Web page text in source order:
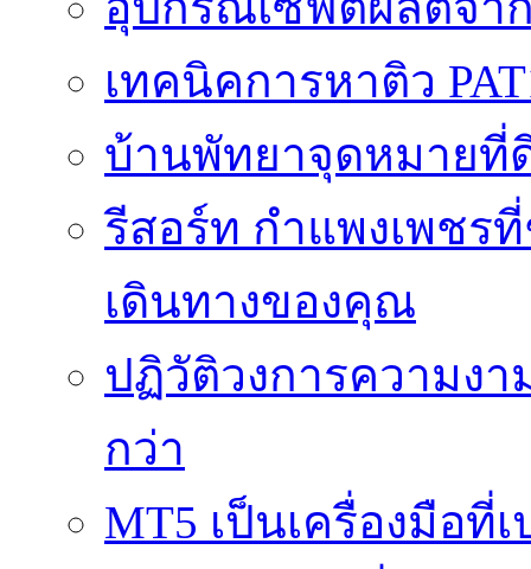
เทคนิคการหาติว
บ้านพัทยาจุดหมายที่
รีสอร์ท กำแพงเพชร
เดินทางของคุณ
ปฏิวัติวงการความง
กว่า
MT5 เป็นเครื่องมือที่